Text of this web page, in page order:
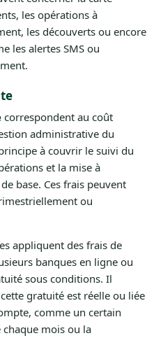
les opérations à
les découverts ou encore
les alertes SMS ou
correspondent au coût
administrative du
à couvrir le suivi du
et la mise à
base. Ces frais peuvent
ou
appliquent des frais de
banques en ligne ou
sous conditions. Il
gratuité est réelle ou liée
comme un certain
mois ou la